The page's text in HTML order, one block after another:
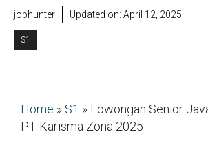
jobhunter Updated on: April 12, 2025
S1
Home » S1 » Lowongan Senior
PT Karisma Zona 2025